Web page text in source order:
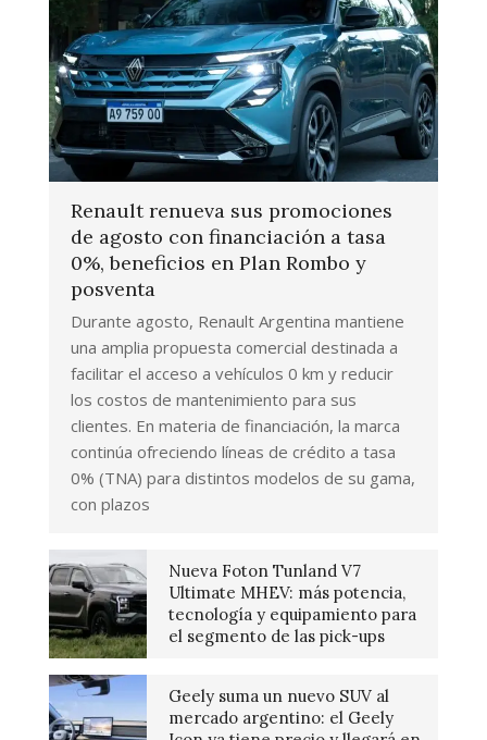
Renault renueva sus promociones
de agosto con financiación a tasa
0%, beneficios en Plan Rombo y
posventa
Durante agosto, Renault Argentina mantiene
una amplia propuesta comercial destinada a
facilitar el acceso a vehículos 0 km y reducir
los costos de mantenimiento para sus
clientes. En materia de financiación, la marca
continúa ofreciendo líneas de crédito a tasa
0% (TNA) para distintos modelos de su gama,
con plazos
Nueva Foton Tunland V7
Ultimate MHEV: más potencia,
tecnología y equipamiento para
el segmento de las pick-ups
Geely suma un nuevo SUV al
mercado argentino: el Geely